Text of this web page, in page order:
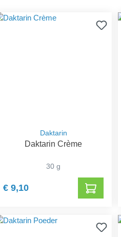
Daktarin
Daktarin Crème
30 g
€ 9,10